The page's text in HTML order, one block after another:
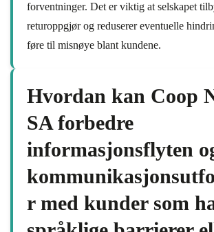
forventninger. Det er viktig at selskapet
returoppgjør og reduserer eventuelle
føre til misnøye blant kundene.
Hvordan kan Coop
SA forbedre
informasjonsflyten
r med kunder som